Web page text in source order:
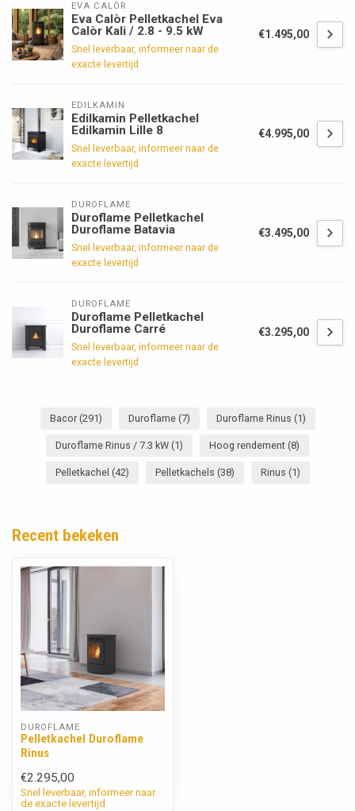
EVA CALÒR
Eva Calòr Pelletkachel Eva
Calòr Kali / 2.8 - 9.5 kW
Snel leverbaar, informeer naar de
exacte levertijd
€1.495,00
EDILKAMIN
Edilkamin Pelletkachel
Edilkamin Lille 8
Snel leverbaar, informeer naar de
exacte levertijd
€4.995,00
DUROFLAME
Duroflame Pelletkachel
Duroflame Batavia
Snel leverbaar, informeer naar de
exacte levertijd
€3.495,00
DUROFLAME
Duroflame Pelletkachel
Duroflame Carré
Snel leverbaar, informeer naar de
exacte levertijd
€3.295,00
Bacor (291) Duroflame (7) Duroflame Rinus (1)
Duroflame Rinus / 7.3 kW (1) Hoog rendement (8)
Pelletkachel (42) Pelletkachels (38) Rinus (1)
Recent bekeken
DUROFLAME
Pelletkachel Duroflame
Rinus
€2.295,00
Snel leverbaar, informeer naar
de exacte levertijd